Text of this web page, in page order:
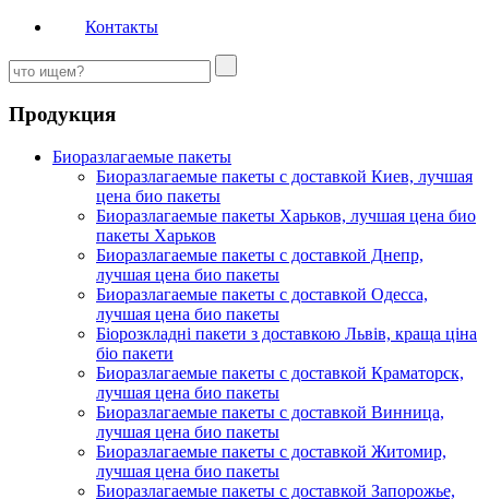
Контакты
Продукция
Биоразлагаемые пакеты
Биоразлагаемые пакеты с доставкой Киев, лучшая
цена био пакеты
Биоразлагаемые пакеты Харьков, лучшая цена био
пакеты Харьков
Биоразлагаемые пакеты с доставкой Днепр,
лучшая цена био пакеты
Биоразлагаемые пакеты с доставкой Одесса,
лучшая цена био пакеты
Біорозкладні пакети з доставкою Львів, краща ціна
біо пакети
Биоразлагаемые пакеты с доставкой Краматорск,
лучшая цена био пакеты
Биоразлагаемые пакеты с доставкой Винница,
лучшая цена био пакеты
Биоразлагаемые пакеты с доставкой Житомир,
лучшая цена био пакеты
Биоразлагаемые пакеты с доставкой Запорожье,